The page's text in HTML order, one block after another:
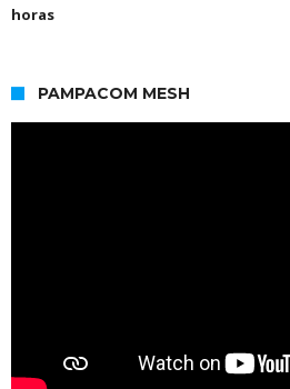
horas
PAMPACOM MESH